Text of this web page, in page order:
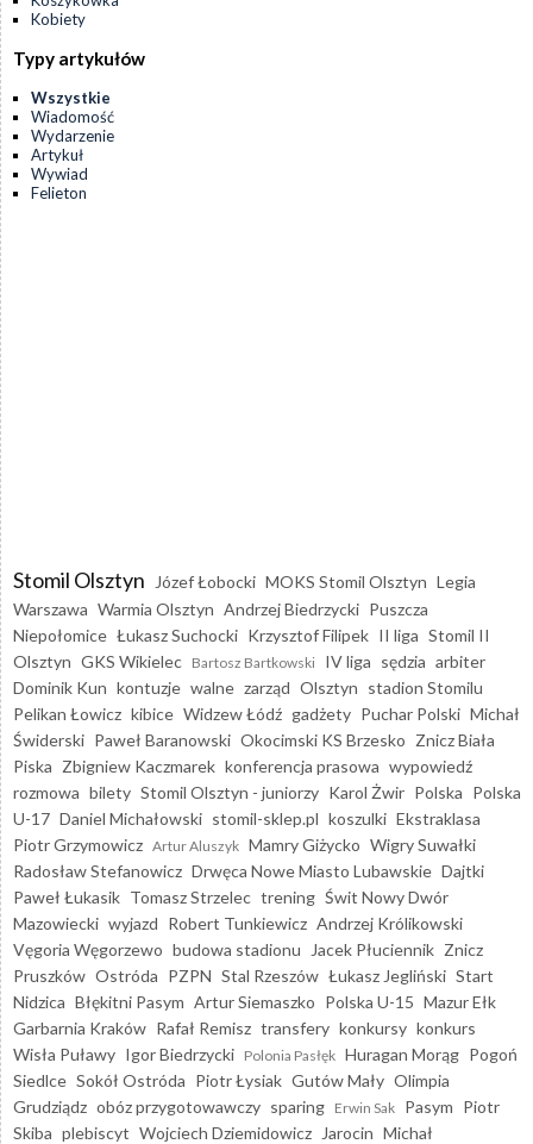
Kobiety
Typy artykułów
Wszystkie
Wiadomość
Wydarzenie
Artykuł
Wywiad
Felieton
Stomil Olsztyn Józef Łobocki MOKS Stomil Olsztyn Legia
Warszawa Warmia Olsztyn Andrzej Biedrzycki Puszcza
Niepołomice Łukasz Suchocki Krzysztof Filipek II liga Stomil II
Olsztyn GKS Wikielec Bartosz Bartkowski IV liga sędzia arbiter
Dominik Kun kontuzje walne zarząd Olsztyn stadion Stomilu
Pelikan Łowicz kibice Widzew Łódź gadżety Puchar Polski Michał
Świderski Paweł Baranowski Okocimski KS Brzesko Znicz Biała
Piska Zbigniew Kaczmarek konferencja prasowa wypowiedź
rozmowa bilety Stomil Olsztyn - juniorzy Karol Żwir Polska Polska
U-17 Daniel Michałowski stomil-sklep.pl koszulki Ekstraklasa
Piotr Grzymowicz Artur Aluszyk Mamry Giżycko Wigry Suwałki
Radosław Stefanowicz Drwęca Nowe Miasto Lubawskie Dajtki
Paweł Łukasik Tomasz Strzelec trening Świt Nowy Dwór
Mazowiecki wyjazd Robert Tunkiewicz Andrzej Królikowski
Vęgoria Węgorzewo budowa stadionu Jacek Płuciennik Znicz
Pruszków Ostróda PZPN Stal Rzeszów Łukasz Jegliński Start
Nidzica Błękitni Pasym Artur Siemaszko Polska U-15 Mazur Ełk
Garbarnia Kraków Rafał Remisz transfery konkursy konkurs
Wisła Puławy Igor Biedrzycki Polonia Pasłęk Huragan Morąg Pogoń
Siedlce Sokół Ostróda Piotr Łysiak Gutów Mały Olimpia
Grudziądz obóz przygotowawczy sparing Erwin Sak Pasym Piotr
Skiba plebiscyt Wojciech Dziemidowicz Jarocin Michał